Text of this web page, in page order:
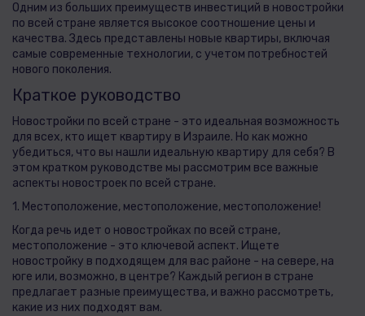
Одним из больших преимуществ инвестиций в новостройки
по всей стране является высокое соотношение цены и
качества. Здесь представлены новые квартиры, включая
самые современные технологии, с учетом потребностей
нового поколения.
Краткое руководство
Новостройки по всей стране - это идеальная возможность
для всех, кто ищет квартиру в Израиле. Но как можно
убедиться, что вы нашли идеальную квартиру для себя? В
этом кратком руководстве мы рассмотрим все важные
аспекты новостроек по всей стране.
1. Местоположение, местоположение, местоположение!
Когда речь идет о новостройках по всей стране,
местоположение - это ключевой аспект. Ищете
новостройку в подходящем для вас районе - на севере, на
юге или, возможно, в центре? Каждый регион в стране
предлагает разные преимущества, и важно рассмотреть,
какие из них подходят вам.